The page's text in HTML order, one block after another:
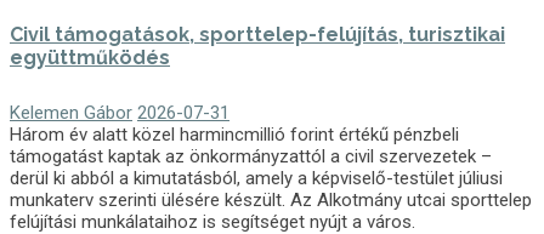
Civil támogatások, sporttelep-felújítás, turisztikai
együttműködés
Kelemen Gábor 2026-07-31
Három év alatt közel harmincmillió forint értékű pénzbeli
támogatást kaptak az önkormányzattól a civil szervezetek –
derül ki abból a kimutatásból, amely a képviselő-testület júliusi
munkaterv szerinti ülésére készült. Az Alkotmány utcai sporttelep
felújítási munkálataihoz is segítséget nyújt a város.